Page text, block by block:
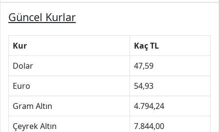
Güncel Kurlar
Kur
Kaç TL
Dolar
47,59
Euro
54,93
Gram Altın
4.794,24
Çeyrek Altın
7.844,00